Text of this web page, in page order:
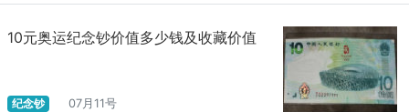
10元奥运纪念钞价值多少钱及收藏价值
纪念钞 07月11号